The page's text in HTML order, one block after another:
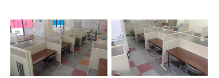
入試情報
高校入試 ／ 大学入試［ 推薦入試 ］ ／
大学入試［ 共通テ
スト ］
よくあるご質問
採用情報